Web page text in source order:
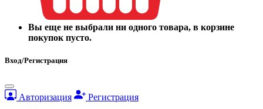
Вы еще не выбрали ни одного товара, в корзине
покупок пусто.
Вход/Регистрация
Авторизация Регистрация